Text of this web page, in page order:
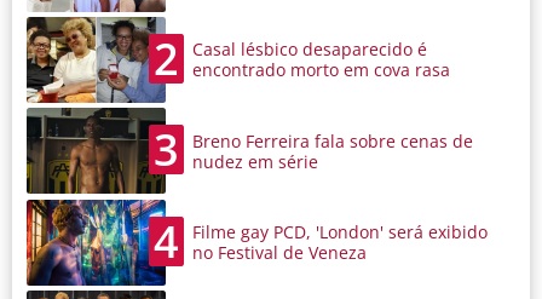
2
Casal lésbico desaparecido é
encontrado morto em cova rasa
3
Breno Ferreira fala sobre cenas de
nudez em série
4
Filme gay PCD, 'London' será exibido
no Festival de Veneza